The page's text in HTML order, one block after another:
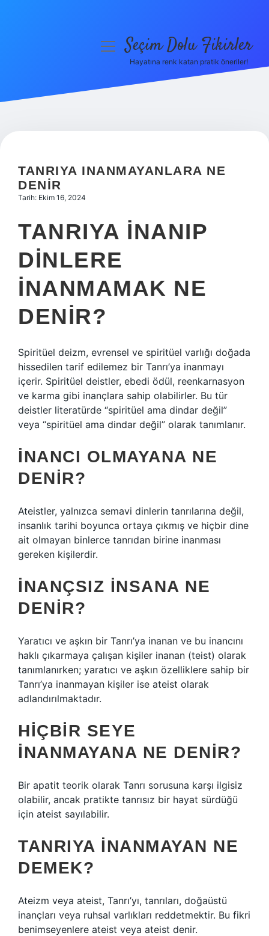
Hakkımızda
menüyüSeçim Dolu Fikirler
Hayatına renk katan pratik öneriler!
TANRIYA INANMAYANLARA NE
DENIR
Tarih: Ekim 16, 2024
TANRIYA INANIP
DINLERE
INANMAMAK NE
DENIR?
Spiritüel deizm, evrensel ve spiritüel varlığı doğada
hissedilen tarif edilemez bir Tanrı’ya inanmayı
içerir. Spiritüel deistler, ebedi ödül, reenkarnasyon
ve karma gibi inançlara sahip olabilirler. Bu tür
deistler literatürde “spiritüel ama dindar değil”
veya “spiritüel ama dindar değil” olarak tanımlanır.
İNANCI OLMAYANA NE
DENIR?
Ateistler, yalnızca semavi dinlerin tanrılarına değil,
insanlık tarihi boyunca ortaya çıkmış ve hiçbir dine
ait olmayan binlerce tanrıdan birine inanması
gereken kişilerdir.
İNANÇSIZ INSANA NE
DENIR?
Yaratıcı ve aşkın bir Tanrı’ya inanan ve bu inancını
haklı çıkarmaya çalışan kişiler inanan (teist) olarak
tanımlanırken; yaratıcı ve aşkın özelliklere sahip bir
Tanrı’ya inanmayan kişiler ise ateist olarak
adlandırılmaktadır.
HIÇBIR SEYE
INANMAYANA NE DENIR?
Bir apatit teorik olarak Tanrı sorusuna karşı ilgisiz
olabilir, ancak pratikte tanrısız bir hayat sürdüğü
için ateist sayılabilir.
TANRIYA INANMAYAN NE
DEMEK?
Ateizm veya ateist, Tanrı’yı, tanrıları, doğaüstü
inançları veya ruhsal varlıkları reddetmektir. Bu fikri
benimseyenlere ateist veya ateist denir.